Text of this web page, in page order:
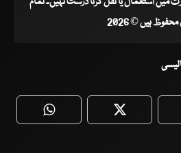
ہیں © 2026
WhatsApp Twitter